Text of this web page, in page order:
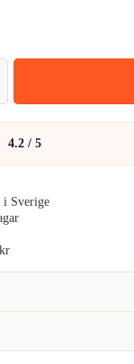
71kr.
4.2 / 5
Sverige